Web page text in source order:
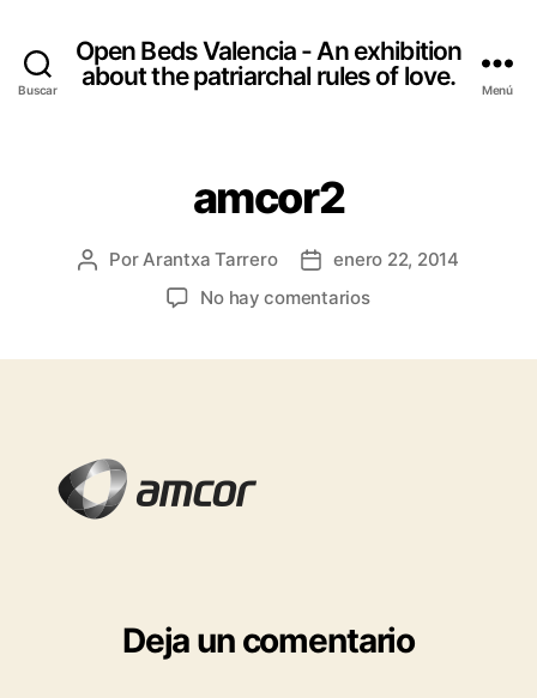
Buscar
Open Beds Valencia - An exhibition
about the patriarchal rules of love.
Menú
amcor2
Autor
PorArantxa Tarrero
Fecha
de
enero 22, 2014
No hay comentariosen
Deja un comentario